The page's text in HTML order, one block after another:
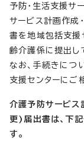
予防・生活支援サ
サービス計画作成
書を地域包括支援
齢介護係に提出し
なお、手続きにつ
支援センターにご
介護予防サービス
更)届出書は、下
す。